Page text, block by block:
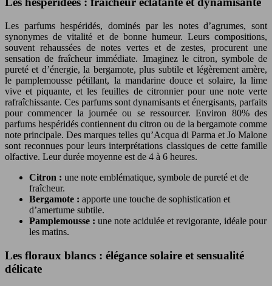
Les parfums hespéridés, dominés par les notes d’agrumes, sont
synonymes de vitalité et de bonne humeur. Leurs compositions,
souvent rehaussées de notes vertes et de zestes, procurent une
sensation de fraîcheur immédiate. Imaginez le citron, symbole de
pureté et d’énergie, la bergamote, plus subtile et légèrement amère,
le pamplemousse pétillant, la mandarine douce et solaire, la lime
vive et piquante, et les feuilles de citronnier pour une note verte
rafraîchissante. Ces parfums sont dynamisants et énergisants, parfaits
pour commencer la journée ou se ressourcer. Environ 80% des
parfums hespéridés contiennent du citron ou de la bergamote comme
note principale. Des marques telles qu’Acqua di Parma et Jo Malone
sont reconnues pour leurs interprétations classiques de cette famille
olfactive. Leur durée moyenne est de 4 à 6 heures.
Citron : une note emblématique, symbole de pureté et de
fraîcheur.
Bergamote : apporte une touche de sophistication et
d’amertume subtile.
Pamplemousse : une note acidulée et revigorante, idéale pour
les matins.
Les floraux blancs : élégance solaire et sensualité
délicate